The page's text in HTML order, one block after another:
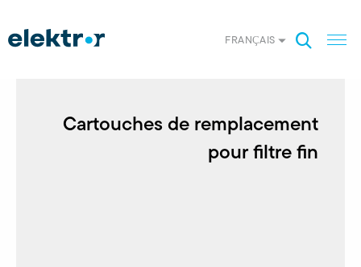
FRANÇAIS
Cartouches de remplacement
pour filtre fin